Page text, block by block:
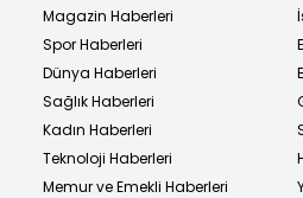
Magazin Haberleri
Spor Haberleri
Dünya Haberleri
Sağlık Haberleri
Kadın Haberleri
Teknoloji Haberleri
Memur ve Emekli Haberleri